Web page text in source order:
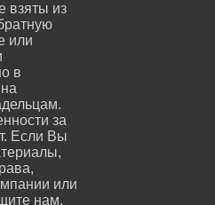
взяты из
или
в
за
Если Вы
или
нам.